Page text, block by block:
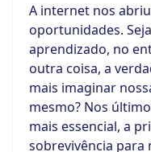
A internet nos
oportunidades.
aprendizado, no
outra coisa, a
mais imaginar
mesmo? Nos
mais essencial, a
sobrevivência para